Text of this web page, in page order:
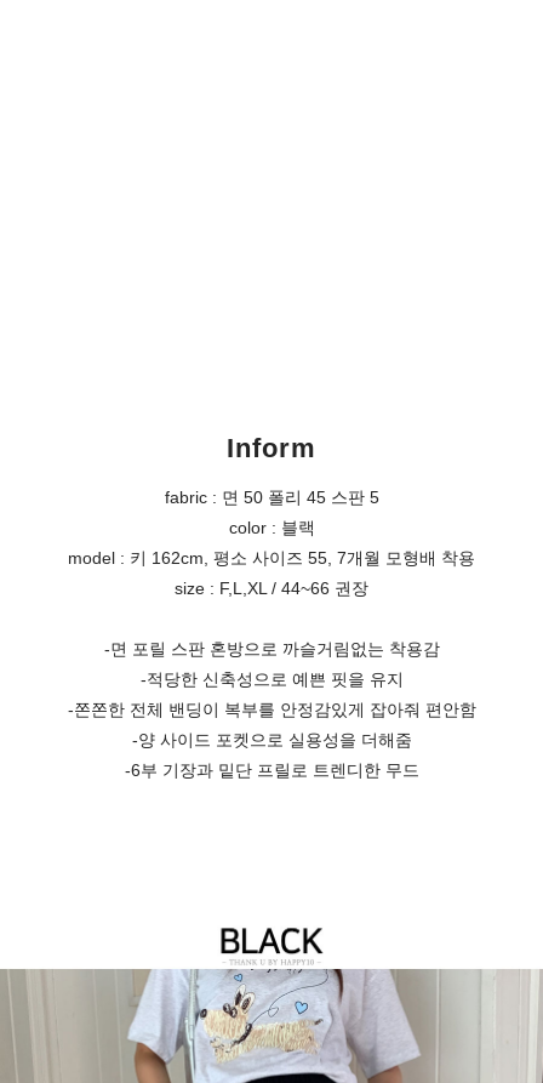
Inform
fabric : 면 50 폴리 45 스판 5
color : 블랙
model : 키 162cm, 평소 사이즈 55, 7개월 모형배 착용
size : F,L,XL / 44~66 권장
-면 포릴 스판 혼방으로 까슬거림없는 착용감
-적당한 신축성으로 예쁜 핏을 유지
-쫀쫀한 전체 밴딩이 복부를 안정감있게 잡아줘 편안함
-양 사이드 포켓으로 실용성을 더해줌
-6부 기장과 밑단 프릴로 트렌디한 무드